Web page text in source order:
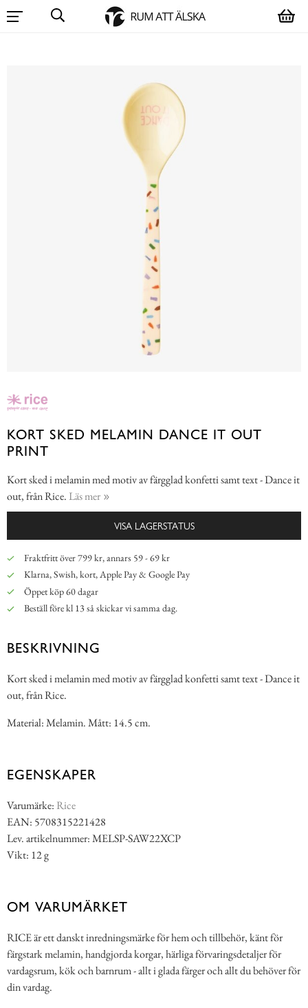
KORT SKED MELAMIN DANCE IT OUT
PRINT
Kort sked i melamin med motiv av färgglad konfetti samt text - Dance it
out, från Rice. Läs mer
VISA LAGERSTATUS
Fraktfritt över 799 kr, annars 59 - 69 kr
Klarna, Swish, kort, Apple Pay & Google Pay
Öppet köp 60 dagar
Beställ före kl 13 så skickar vi samma dag.
BESKRIVNING
Kort sked i melamin med motiv av färgglad konfetti samt text - Dance it
out, från Rice.
Material: Melamin. Mått: 14.5 cm.
EGENSKAPER
Varumärke: Rice
EAN: 5708315221428
Lev. artikelnummer: MELSP-SAW22XCP
Vikt: 12 g
OM VARUMÄRKET
RICE är ett danskt inredningsmärke för hem och tillbehör, känt för
färgstark melamin, handgjorda korgar, härliga förvaringsdetaljer för
vardagsrum, kök och barnrum - allt i glada färger och allt du behöver för
din vardag.